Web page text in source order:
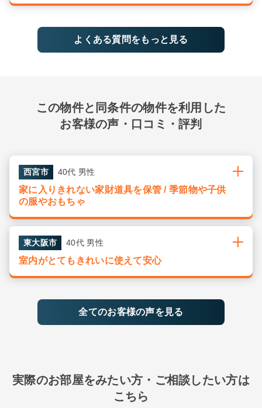
よくある質問をもっと見る
この物件と同条件の物件を利用した
お客様の声・口コミ・評判
西宮市 40代 男性
家に入りきれない家財道具を保管 / 季節物や子供
の服やおもちゃ
東大阪市 40代 男性
室内がとてもきれいに使えて安心
全てのお客様の声を見る
実際のお部屋をみたい方・ご相談したい方は
こちら